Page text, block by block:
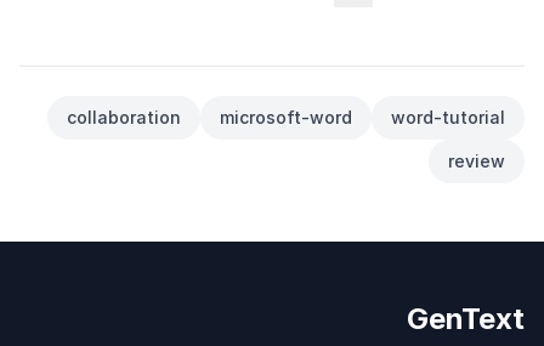
word-tutorial
microsoft-word
collaboration
review
GenText